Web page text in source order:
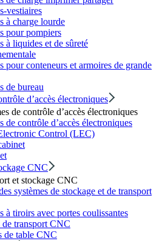
vestiaires
à charge lourde
pour pompiers
à liquides et de sûreté
pour conteneurs et armoires de grande
de bureau
d’accès électroniques
de contrôle d’accès électroniques
de contrôle d’accès électroniques
Control (LEC)
CNC
et stockage CNC
systèmes de stockage et de transport
à tiroirs avec portes coulissantes
de transport CNC
de table CNC